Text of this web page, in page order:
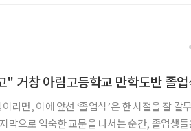
" 거창 아림고등학교 만학도반 졸
라면, 이에 앞선 ‘졸업식’은 한 시절을 잘 갈
막으로 익숙한 교문을 나서는 순간, 졸업생들